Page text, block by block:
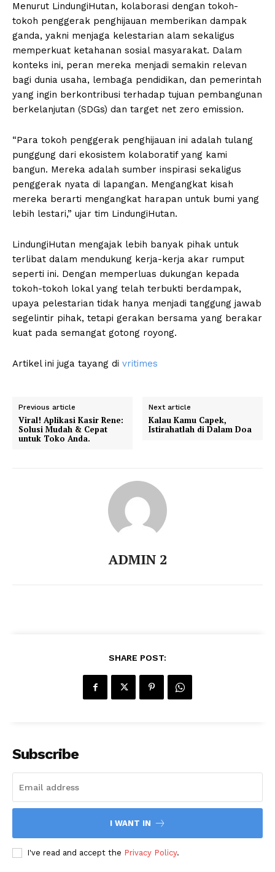
Menurut LindungiHutan, kolaborasi dengan tokoh-
tokoh penggerak penghijauan memberikan dampak
ganda, yakni menjaga kelestarian alam sekaligus
memperkuat ketahanan sosial masyarakat. Dalam
konteks ini, peran mereka menjadi semakin relevan
bagi dunia usaha, lembaga pendidikan, dan pemerintah
yang ingin berkontribusi terhadap tujuan pembangunan
berkelanjutan (SDGs) dan target net zero emission.
“Para tokoh penggerak penghijauan ini adalah tulang
punggung dari ekosistem kolaboratif yang kami
bangun. Mereka adalah sumber inspirasi sekaligus
penggerak nyata di lapangan. Mengangkat kisah
mereka berarti mengangkat harapan untuk bumi yang
lebih lestari,” ujar tim LindungiHutan.
LindungiHutan mengajak lebih banyak pihak untuk
terlibat dalam mendukung kerja-kerja akar rumput
seperti ini. Dengan memperluas dukungan kepada
tokoh-tokoh lokal yang telah terbukti berdampak,
upaya pelestarian tidak hanya menjadi tanggung jawab
segelintir pihak, tetapi gerakan bersama yang berakar
kuat pada semangat gotong royong.
Artikel ini juga tayang di vritimes
Previous article
Viral! Aplikasi Kasir Rene:
Solusi Mudah & Cepat
untuk Toko Anda.
Next article
Kalau Kamu Capek,
Istirahatlah di Dalam Doa
ADMIN 2
SHARE POST:
Subscribe
I WANT IN
I've read and accept the Privacy Policy.